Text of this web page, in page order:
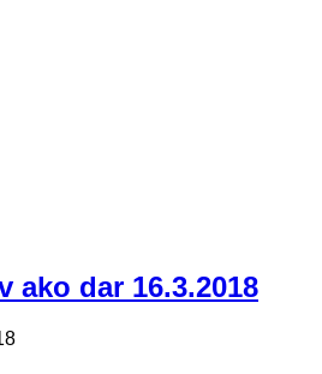
ako dar 16.3.2018